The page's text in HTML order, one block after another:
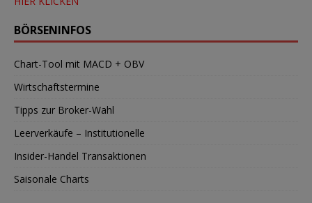
BÖRSENINFOS
Chart-Tool mit MACD + OBV
Wirtschaftstermine
Tipps zur Broker-Wahl
Leerverkäufe – Institutionelle
Insider-Handel Transaktionen
Saisonale Charts